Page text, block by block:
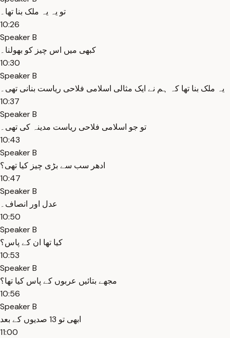
تو یہ یہ ملک بنا تھا۔
10:26
Speaker B
کبھی میں اس چیز کو بھولنا۔
10:30
Speaker B
یہ ملک بنا تھا کہ ہم نے ایک مثالی اسلامی فلاحی ریاست بنانی تھی۔
10:37
Speaker B
تو جو اسلامی فلاحی ریاست مدینہ کی تھی۔
10:43
Speaker B
ادھر سب سے بڑی چیز کیا تھی؟
10:47
Speaker B
عدل اور انصاف۔
10:50
Speaker B
کیا تھا ان کے پاس؟
10:53
Speaker B
مجھے بتائیں عربوں کے پاس کیا تھا؟
10:56
Speaker B
ابھی تو 13 صدیوں کے بعد
11:00